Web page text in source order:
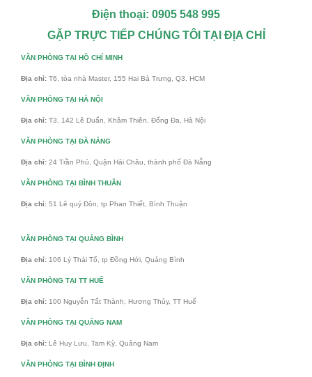
Điện thoại: 0905 548 995
GẶP TRỰC TIẾP CHÚNG TÔI TẠI ĐỊA CHỈ
VĂN PHÒNG TẠI HỒ CHÍ MINH
Địa chỉ: T6, tòa nhà Master, 155 Hai Bà Trưng, Q3, HCM
VĂN PHÒNG TẠI HÀ NỘI
Địa chỉ: T3, 142 Lê Duẩn, Khâm Thiên, Đống Đa, Hà Nội
VĂN PHÒNG TẠI ĐÀ NẴNG
Địa chỉ: 24 Trần Phú, Quận Hải Châu, thành phố Đà Nẵng
VĂN PHÒNG TẠI BÌNH THUÂN
Địa chỉ: 51 Lê quý Đôn, tp Phan Thiết, Bình Thuận
VĂN PHÒNG TẠI QUẢNG BÌNH
Địa chỉ: 106 Lý Thái Tổ, tp Đồng Hới, Quảng Bình
VĂN PHÒNG TẠI TT HUẾ
Địa chỉ: 100 Nguyễn Tất Thành, Hương Thủy, TT Huế
VĂN PHÒNG TẠI QUẢNG NAM
Địa chỉ: Lê Huy Lưu, Tam Kỳ, Quảng Nam
VĂN PHÒNG TẠI BÌNH ĐỊNH